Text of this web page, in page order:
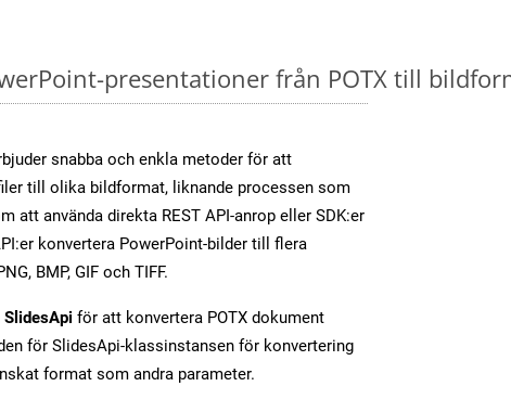
presentationer från POTX till
snabba och enkla metoder för att
till olika bildformat, liknande processen som
att använda direkta REST API-anrop eller SDK:er
konvertera PowerPoint-bilder till flera
BMP, GIF och TIFF.
SlidesApi för att konvertera POTX dokument
för SlidesApi-klassinstansen för konvertering
format som andra parameter.